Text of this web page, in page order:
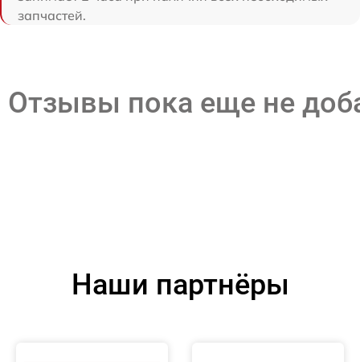
запчастей.
Отзывы пока еще не
Наши партнёры